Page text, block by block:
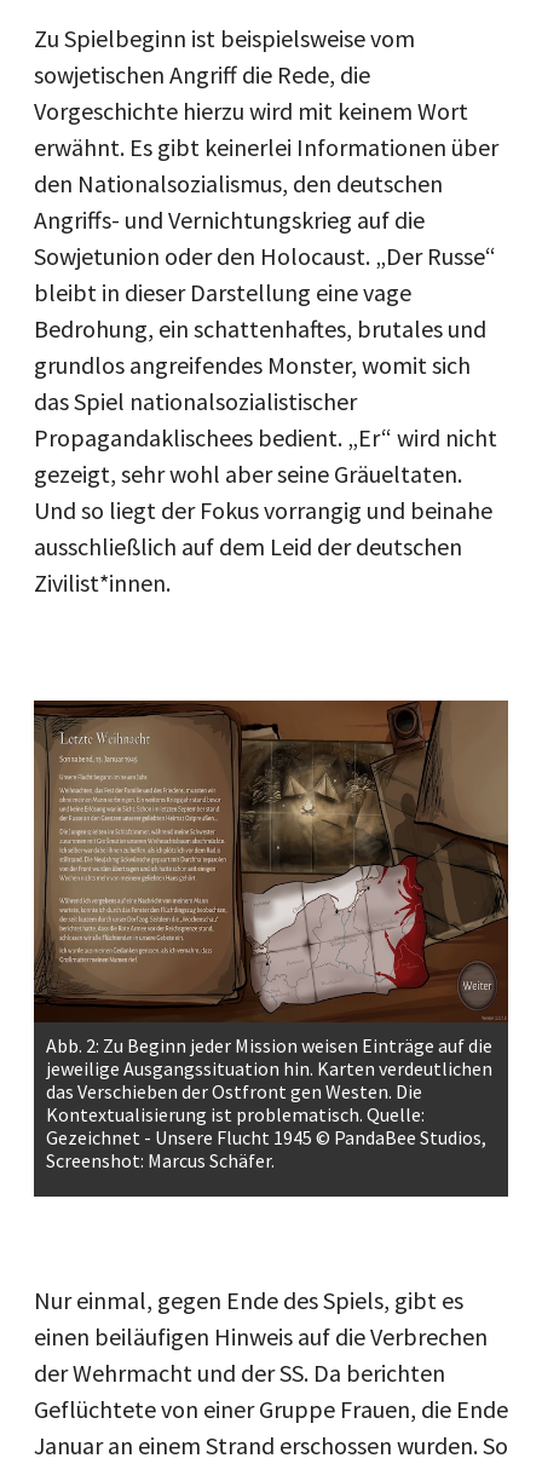
Zu Spielbeginn ist beispielsweise vom
sowjetischen Angriff die Rede, die
Vorgeschichte hierzu wird mit keinem Wort
erwähnt. Es gibt keinerlei Informationen über
den Nationalsozialismus, den deutschen
Angriffs- und Vernichtungskrieg auf die
Sowjetunion oder den Holocaust. „Der Russe“
bleibt in dieser Darstellung eine vage
Bedrohung, ein schattenhaftes, brutales und
grundlos angreifendes Monster, womit sich
das Spiel nationalsozialistischer
Propagandaklischees bedient. „Er“ wird nicht
gezeigt, sehr wohl aber seine Gräueltaten.
Und so liegt der Fokus vorrangig und beinahe
ausschließlich auf dem Leid der deutschen
Zivilist*innen.
Abb. 2: Zu Beginn jeder Mission weisen Einträge auf die
jeweilige Ausgangssituation hin. Karten verdeutlichen
das Verschieben der Ostfront gen Westen. Die
Kontextualisierung ist problematisch. Quelle:
Gezeichnet - Unsere Flucht 1945 © PandaBee Studios,
Screenshot: Marcus Schäfer.
Nur einmal, gegen Ende des Spiels, gibt es
einen beiläufigen Hinweis auf die Verbrechen
der Wehrmacht und der SS. Da berichten
Geflüchtete von einer Gruppe Frauen, die Ende
Januar an einem Strand erschossen wurden. So